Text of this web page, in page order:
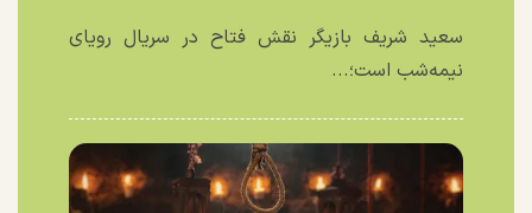
سعید شریف بازیگر نقش فتاح در سریال رویای
نیمه‌شب است؛...